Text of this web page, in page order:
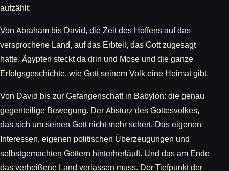
aufzählt:
Von Abraham bis David, die Zeit des Hoffens auf das
versprochene Land, auf das Erbteil, das Gott zugesagt
hatte. Ägypten steckt da drin und Mose und die ganze
Erfolgsgeschichte, wie Gott seinem Volk eine Heimat gibt.
Von David bis zur Gefangenschaft in Babylon: die genau
gegenteilige Bewegung. Der Absturz des Gottesvolkes,
das sich um seinen Gott nicht mehr schert. Das eigenen
Interessen, eigenen politischen Überzeugungen und
selbstgemachten Göttern hinterherläuft. Und das am Ende
das verheißene Land verlassen muss. Der Tiefpunkt der